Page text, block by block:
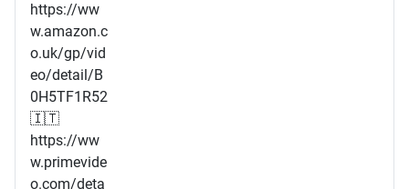
https://ww
w.amazon.c
o.uk/gp/vid
eo/detail/B
0H5TF1R52
🇮🇹
https://ww
w.primevide
o.com/deta